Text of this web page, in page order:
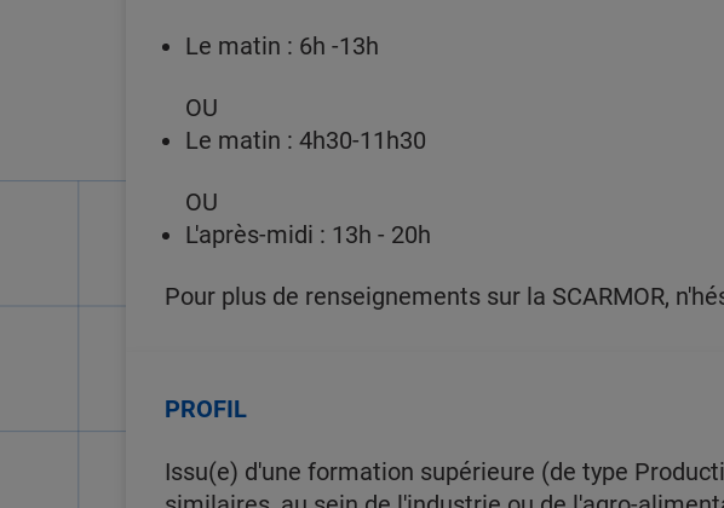
Le matin : 6h -13h
OU
Le matin : 4h30-11h30
OU
L'après-midi : 13h - 20h
Pour plus de renseignements sur la SCARMOR,
PROFIL
Issu(e) d'une formation supérieure (de type